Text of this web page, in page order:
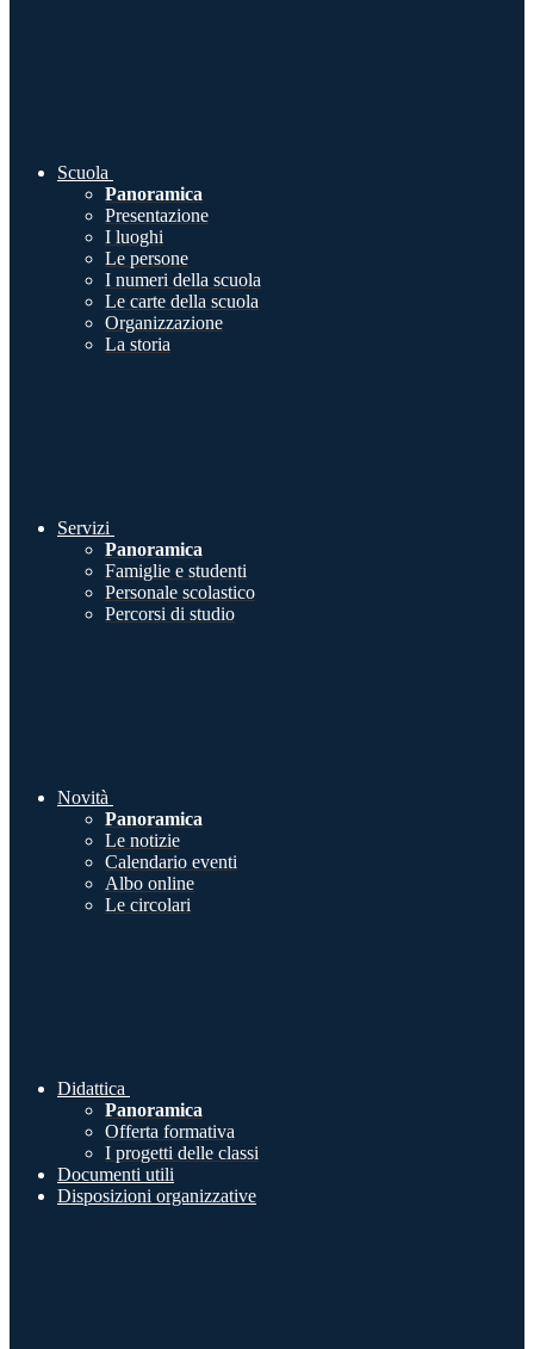
Scuola
Panoramica
Presentazione
I luoghi
Le persone
I numeri della scuola
Le carte della scuola
Organizzazione
La storia
Servizi
Panoramica
Famiglie e studenti
Personale scolastico
Percorsi di studio
Novità
Panoramica
Le notizie
Calendario eventi
Albo online
Le circolari
Didattica
Panoramica
Offerta formativa
I progetti delle classi
Documenti utili
Disposizioni organizzative